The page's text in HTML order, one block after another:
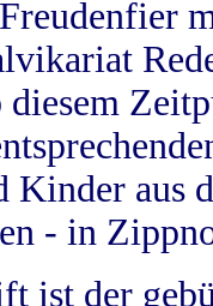
Kinder aus
- in
ist der